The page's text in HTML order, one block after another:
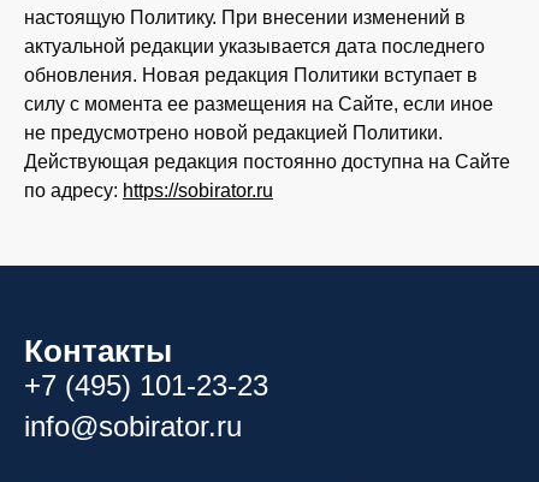
настоящую Политику. При внесении изменений в
актуальной редакции указывается дата последнего
обновления. Новая редакция Политики вступает в
силу с момента ее размещения на Сайте, если иное
не предусмотрено новой редакцией Политики.
Действующая редакция постоянно доступна на Сайте
по адресу: https://sobirator.ru
Контакты
+7 (495) 101-23-23
info@sobirator.ru